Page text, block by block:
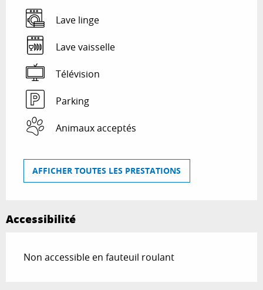
Lave linge
Lave vaisselle
Télévision
Parking
Animaux acceptés
AFFICHER TOUTES LES PRESTATIONS
Accessibilité
Non accessible en fauteuil roulant